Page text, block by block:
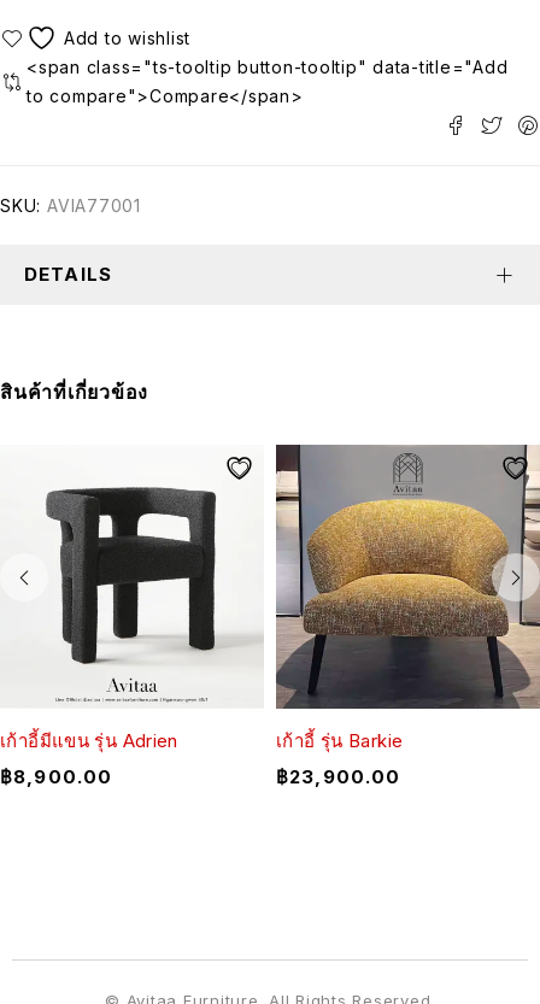
<span class="ts-tooltip button-tooltip" data-title="Add
to compare">Compare</span>
SKU: AVIA77001
DETAILS
สินค้าที่เกี่ยวข้อง
เก้าอี้มีแขน รุ่น Adrien
฿8,900.00
เก้าอี้ รุ่น Barkie
฿23,900.00